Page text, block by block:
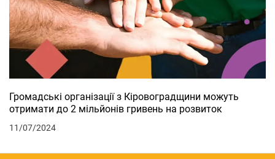
Громадські організації з Кіровоградщини можуть
отримати до 2 мільйонів гривень на розвиток
11/07/2024